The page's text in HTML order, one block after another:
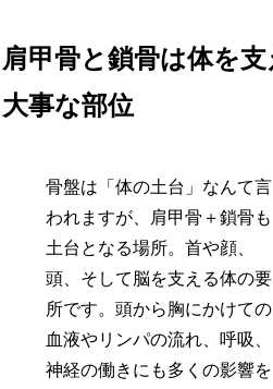
肩甲骨と鎖骨は体を支
大事な部位
骨盤は「体の土台」なんて言
われますが、肩甲骨＋鎖骨も
土台となる場所。首や顔、
頭、そして脳を支える体の要
所です。頭から胸にかけての
血液やリンパの流れ、呼吸、
神経の働きにも多くの影響を